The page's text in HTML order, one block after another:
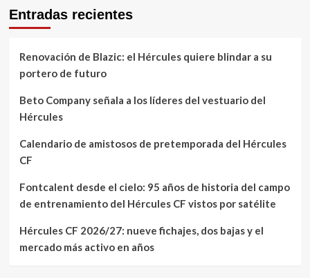
Entradas recientes
Renovación de Blazic: el Hércules quiere blindar a su
portero de futuro
Beto Company señala a los líderes del vestuario del
Hércules
Calendario de amistosos de pretemporada del Hércules
CF
Fontcalent desde el cielo: 95 años de historia del campo
de entrenamiento del Hércules CF vistos por satélite
Hércules CF 2026/27: nueve fichajes, dos bajas y el
mercado más activo en años